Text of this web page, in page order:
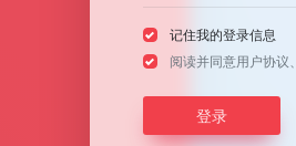
记住我的登录信息
阅读并同意用户协议
登录